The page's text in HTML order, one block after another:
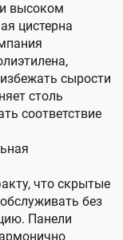
высоком
цистерна
сырости
столь
соответствие
что скрытые
без
Панели